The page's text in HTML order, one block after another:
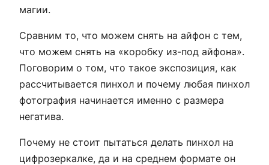
магии.
Сравним то, что можем снять на айфон с тем,
что можем снять на «коробку из-под айфона».
Поговорим о том, что такое экспозиция, как
рассчитываетcя пинхол и почему любая пинхол
фотография начинается именно с размера
негатива.
Почему не стоит пытаться делать пинхол на
цифрозеркалке, да и на среднем формате он